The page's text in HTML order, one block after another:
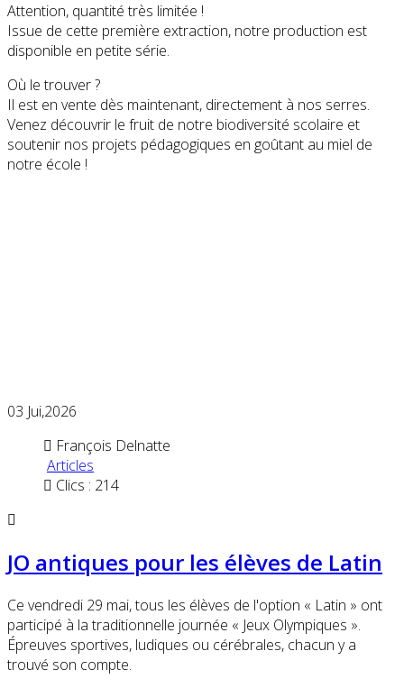
Attention, quantité très limitée !
Issue de cette première extraction, notre production est
disponible en petite série.
Où le trouver ?
Il est en vente dès maintenant, directement à nos serres.
Venez découvrir le fruit de notre biodiversité scolaire et
soutenir nos projets pédagogiques en goûtant au miel de
notre école !
03 Jui,2026
François Delnatte
Articles
Clics : 214
JO antiques pour les élèves de Latin
Ce vendredi 29 mai, tous les élèves de l'option « Latin » ont
participé à la traditionnelle journée « Jeux Olympiques ».
Épreuves sportives, ludiques ou cérébrales, chacun y a
trouvé son compte.